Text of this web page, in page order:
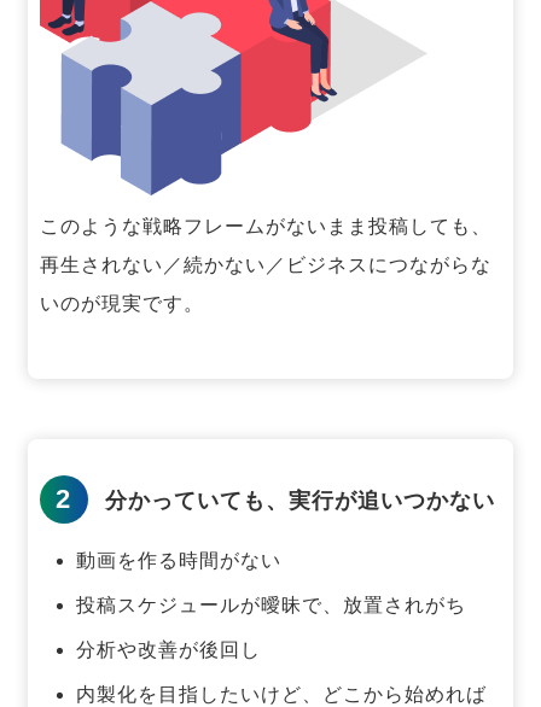
このような戦略フレームがないまま投稿しても、
再生されない／続かない／ビジネスにつながらな
いのが現実です。
2 分かっていても、実行が追いつかない
動画を作る時間がない
投稿スケジュールが曖昧で、放置されがち
分析や改善が後回し
内製化を目指したいけど、どこから始めれば